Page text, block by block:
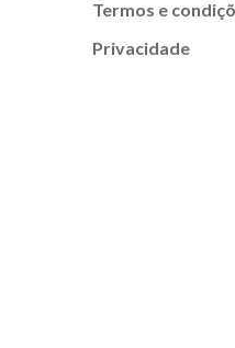
Termos e
Privacidade